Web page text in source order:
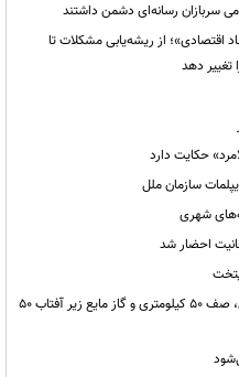
سربازان رسانه‌ای دشمن داشتند
با محور «جهاد اقتصادی»؛ از ریشه‌یابی مشکلات تا
تغییر دهد
حکایت دارد
سازمان ملل
شهری
احضار شد
ریمـدان در آستانه بحران؛ ۳ هزار کامیون قفل، صف ۵۰ کیلومتری و گاز مایع زیر آفتاب ۵۰